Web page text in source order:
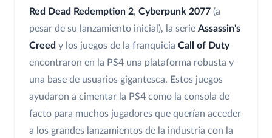
Red Dead Redemption 2, Cyberpunk 2077 (a
pesar de su lanzamiento inicial), la serie Assassin's
Creed y los juegos de la franquicia Call of Duty
encontraron en la PS4 una plataforma robusta y
una base de usuarios gigantesca. Estos juegos
ayudaron a cimentar la PS4 como la consola de
facto para muchos jugadores que querían acceder
a los grandes lanzamientos de la industria con la